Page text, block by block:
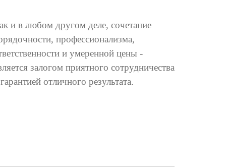
и в любом другом деле, сочетание
профессионализма,
и умеренной цены -
залогом приятного сотрудничества
отличного результата.